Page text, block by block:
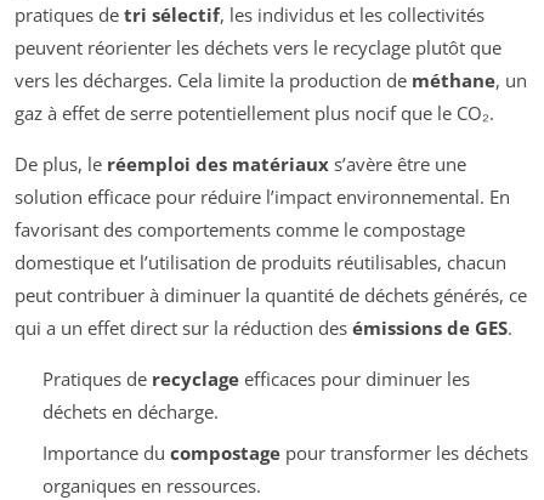
pratiques de tri sélectif, les individus et les collectivités
peuvent réorienter les déchets vers le recyclage plutôt que
vers les décharges. Cela limite la production de méthane, un
gaz à effet de serre potentiellement plus nocif que le CO₂.
De plus, le réemploi des matériaux s’avère être une
solution efficace pour réduire l’impact environnemental. En
favorisant des comportements comme le compostage
domestique et l’utilisation de produits réutilisables, chacun
peut contribuer à diminuer la quantité de déchets générés, ce
qui a un effet direct sur la réduction des émissions de GES.
Pratiques de recyclageefficaces pour diminuer les
déchets en décharge.
Importance du compostagepour transformer les déchets
organiques en ressources.